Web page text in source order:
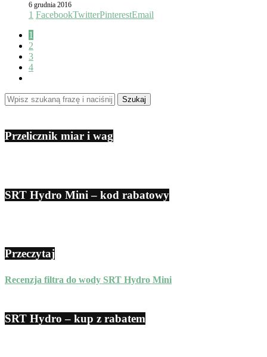
6 grudnia 2016
1 FacebookTwitterPinterestEmail
1
2
3
4
Przelicznik miar i wag
SRT Hydro Mini – kod rabatowy
Przeczytaj
Recenzja filtra do wody SRT Hydro Mini
SRT Hydro – kup z rabatem